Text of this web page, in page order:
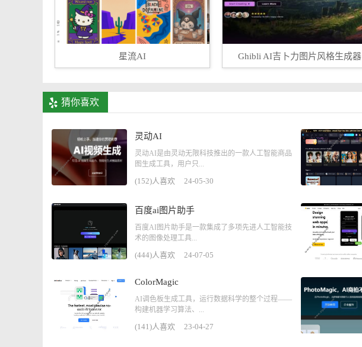
星流AI Ghibli AI吉卜力图片风格生成器
猜你喜欢
灵动AI
灵动AI是由灵动无限科技推出的一款人工智能商品
图生成工具，用户只...
(152)人喜欢 24-05-30
百度ai图片助手
百度AI图片助手是一款集成了多项先进人工智能技
术的图像处理工具...
(444)人喜欢 24-07-05
ColorMagic
AI调色板生成工具，运行数据科学的整个过程——
构建机器学习算法、...
(141)人喜欢 23-04-27